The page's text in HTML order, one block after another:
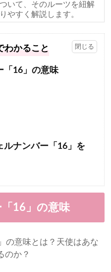
いて、そのルーツを紐解
やすく解説します。
わかること
「16」の意味
ナンバー「16」を
「16」の意味